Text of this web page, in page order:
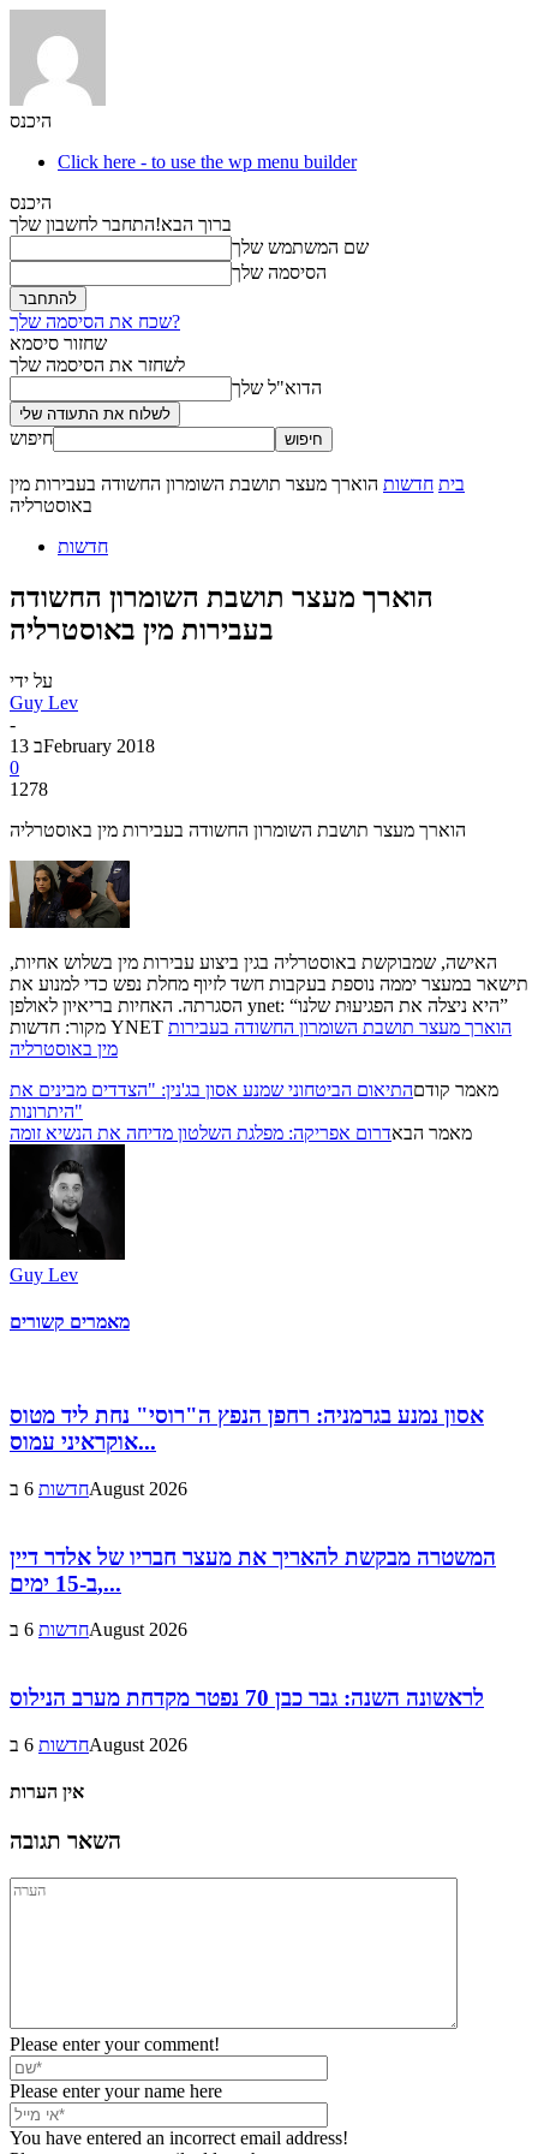
היכנס
Click here - to use the wp menu builder
היכנס
ברוך הבא!התחבר לחשבון שלך
שם המשתמש שלך
הסיסמה שלך
שכח את הסיסמה שלך?
שחזור סיסמא
לשחזר את הסיסמה שלך
הדוא"ל שלך
חיפוש
בית חדשות הוארך מעצר תושבת השומרון החשודה בעבירות מין
באוסטרליה
חדשות
הוארך מעצר תושבת השומרון החשודה
בעבירות מין באוסטרליה
על ידי
Guy Lev
-
13 בFebruary 2018
0
1278
הוארך מעצר תושבת השומרון החשודה בעבירות מין באוסטרליה
האישה, שמבוקשת באוסטרליה בגין ביצוע עבירות מין בשלוש אחיות,
תישאר במעצר יממה נוספת בעקבות חשד לזיוף מחלת נפש כדי למנוע את
הסגרתה. האחיות בריאיון לאולפן ynet: “היא ניצלה את הפגיעוּת שלנו”
מקור: חדשות YNET הוארך מעצר תושבת השומרון החשודה בעבירות
מין באוסטרליה
מאמר קודםהתיאום הביטחוני שמנע אסון בג'נין: "הצדדים מבינים את
היתרונות"
מאמר הבאדרום אפריקה: מפלגת השלטון מדיחה את הנשיא זומה
Guy Lev
מאמרים קשורים
אסון נמנע בגרמניה: רחפן הנפץ ה"רוסי" נחת ליד מטוס
אוקראיני עמוס...
חדשות6 בAugust 2026
המשטרה מבקשת להאריך את מעצר חבריו של אלדר דיין
ב-15 ימים,...
חדשות6 בAugust 2026
לראשונה השנה: גבר כבן 70 נפטר מקדחת מערב הנילוס
חדשות6 בAugust 2026
אין הערות
השאר תגובה
Please enter your comment!
Please enter your name here
You have entered an incorrect email address!